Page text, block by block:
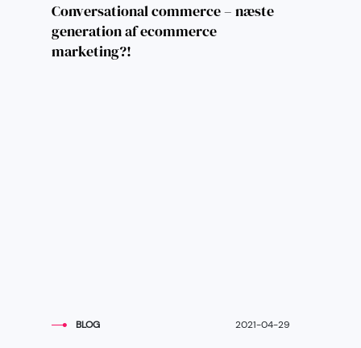
Conversational commerce – næste
generation af ecommerce
marketing?!
BLOG 2021-04-29